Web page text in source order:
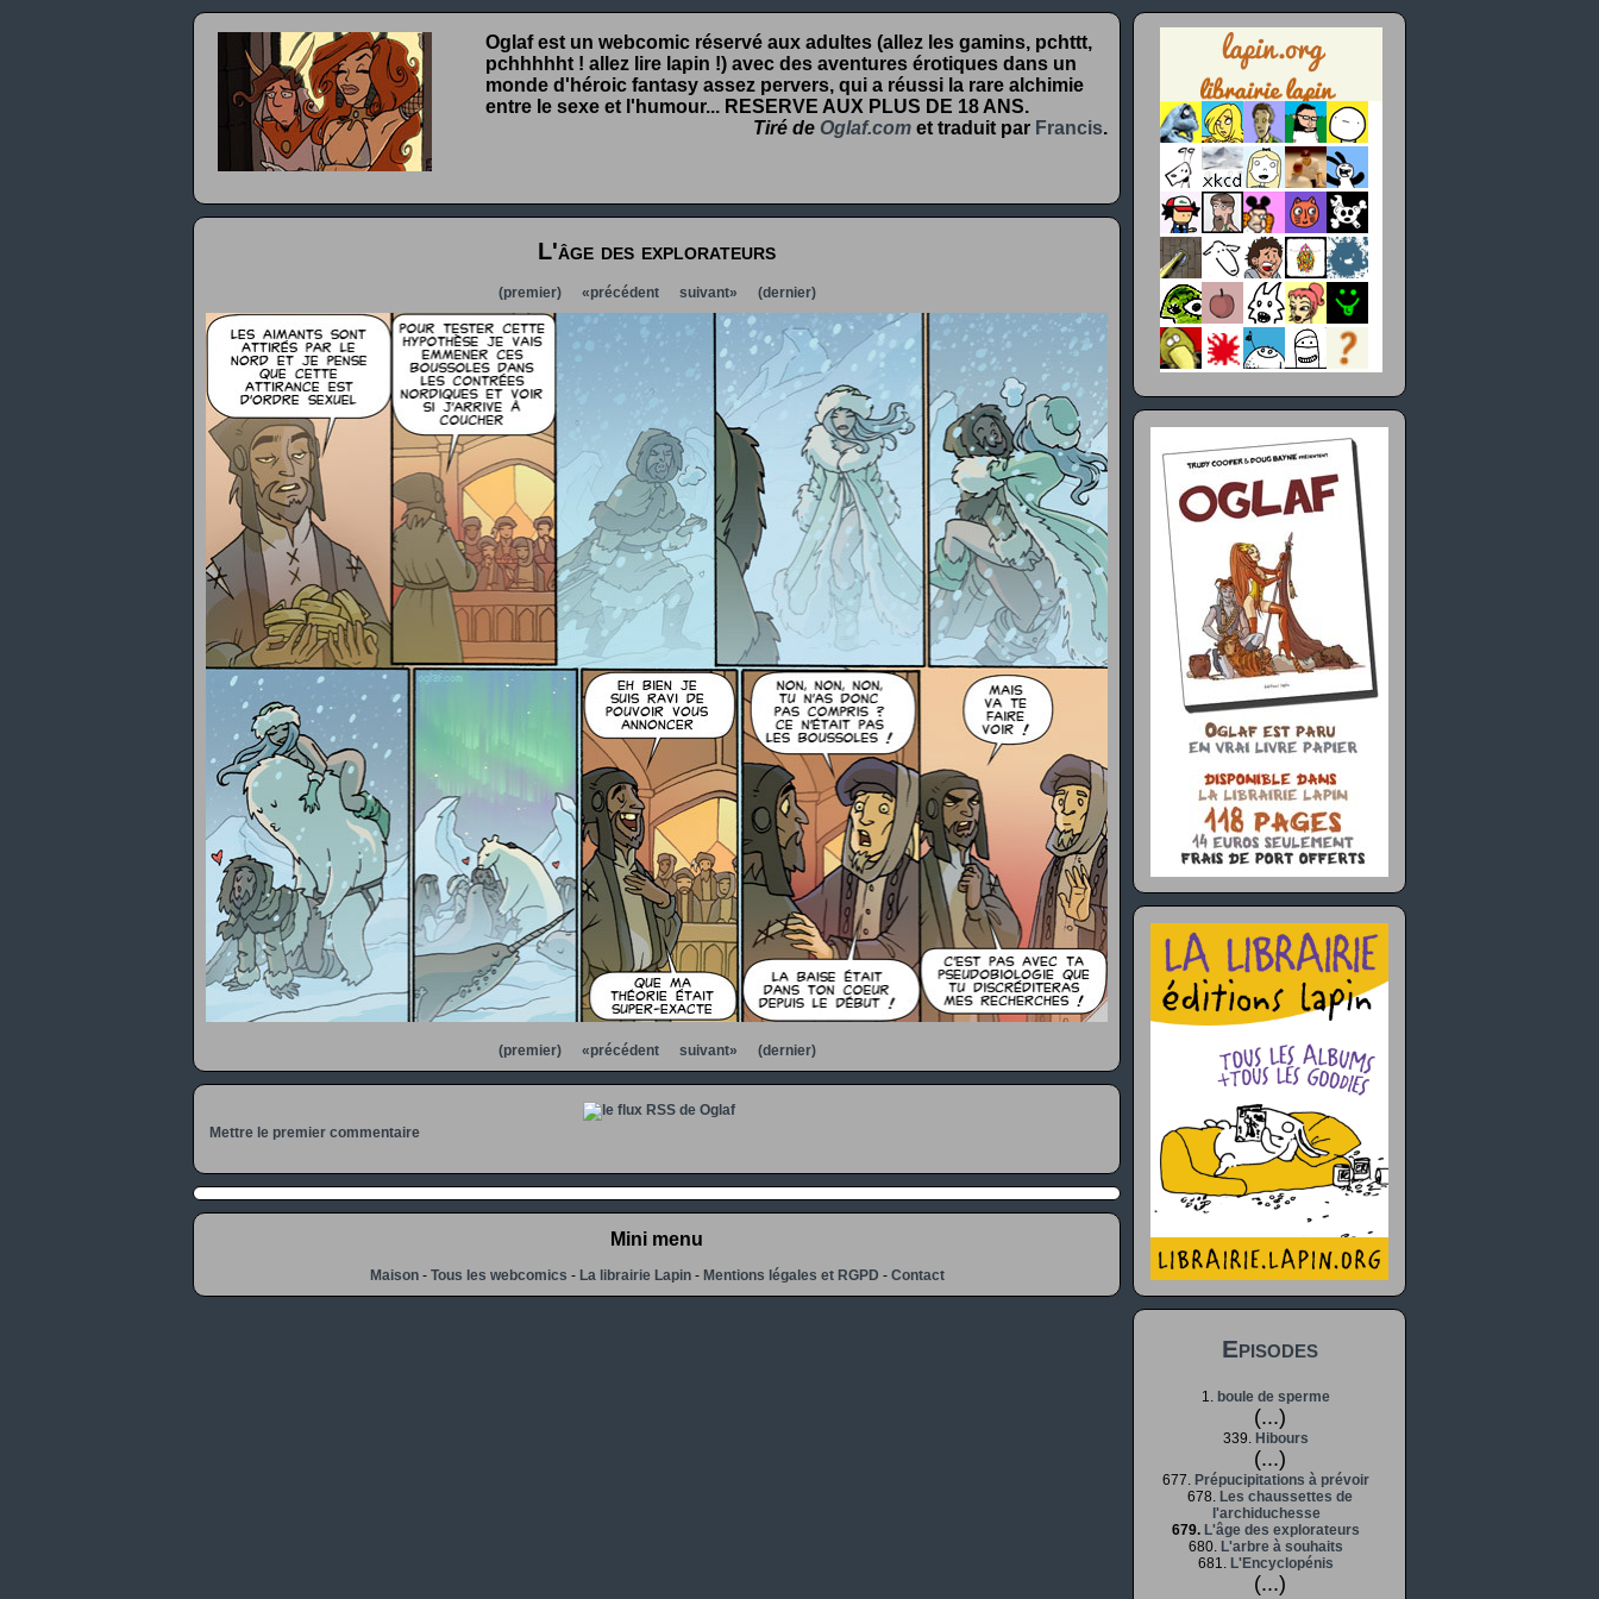
Oglaf est un webcomic réservé aux adultes (allez les gamins, pchttt,
pchhhhht ! allez lire lapin !) avec des aventures érotiques dans un
monde d'héroic fantasy assez pervers, qui a réussi la rare alchimie
entre le sexe et l'humour... RESERVE AUX PLUS DE 18 ANS.
Tiré de Oglaf.com et traduit par Francis.
L'âge des explorateurs
(premier) «précédent suivant» (dernier)
(premier) «précédent suivant» (dernier)
Mettre le premier commentaire
Mini menu
Maison- Tous les webcomics - La librairie Lapin- Mentions légales et RGPD - Contact
Episodes
1. boule de sperme
(...)
339. Hibours
(...)
677. Prépucipitations à prévoir
678. Les chaussettes de
l'archiduchesse
679. L'âge des explorateurs
680. L'arbre à souhaits
681. L'Encyclopénis
(...)